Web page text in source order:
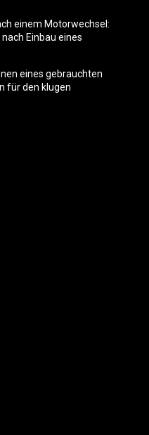
einem Motorwechsel:
Einbau eines
eines gebrauchten
für den klugen